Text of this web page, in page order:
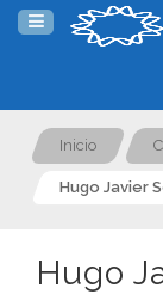
Inicio
Hugo Javier
Hugo